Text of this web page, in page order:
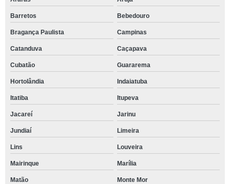
Barretos Bebedouro
Bragança Paulista Campinas
Catanduva Caçapava
Cubatão Guararema
Hortolândia Indaiatuba
Itatiba Itupeva
Jacareí Jarinu
Jundiaí Limeira
Lins Louveira
Mairinque Marília
Matão Monte Mor